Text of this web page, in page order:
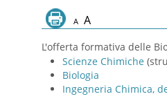
A A
L'offerta formativa delle
Scienze Chimiche
Biologia
Ingegneria Chimica,